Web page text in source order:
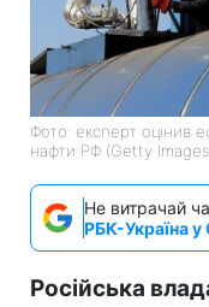
Фото: експерт оцінив
нафти РФ (Getty
Не витрачай
РБК-Україна у
Російська